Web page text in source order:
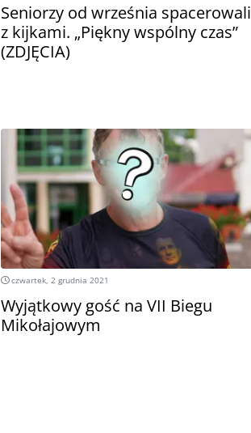
Seniorzy od września spacerowali
z kijkami. „Piękny wspólny czas”
(ZDJĘCIA)
czwartek, 2 grudnia 2021
Wyjątkowy gość na VII Biegu
Mikołajowym